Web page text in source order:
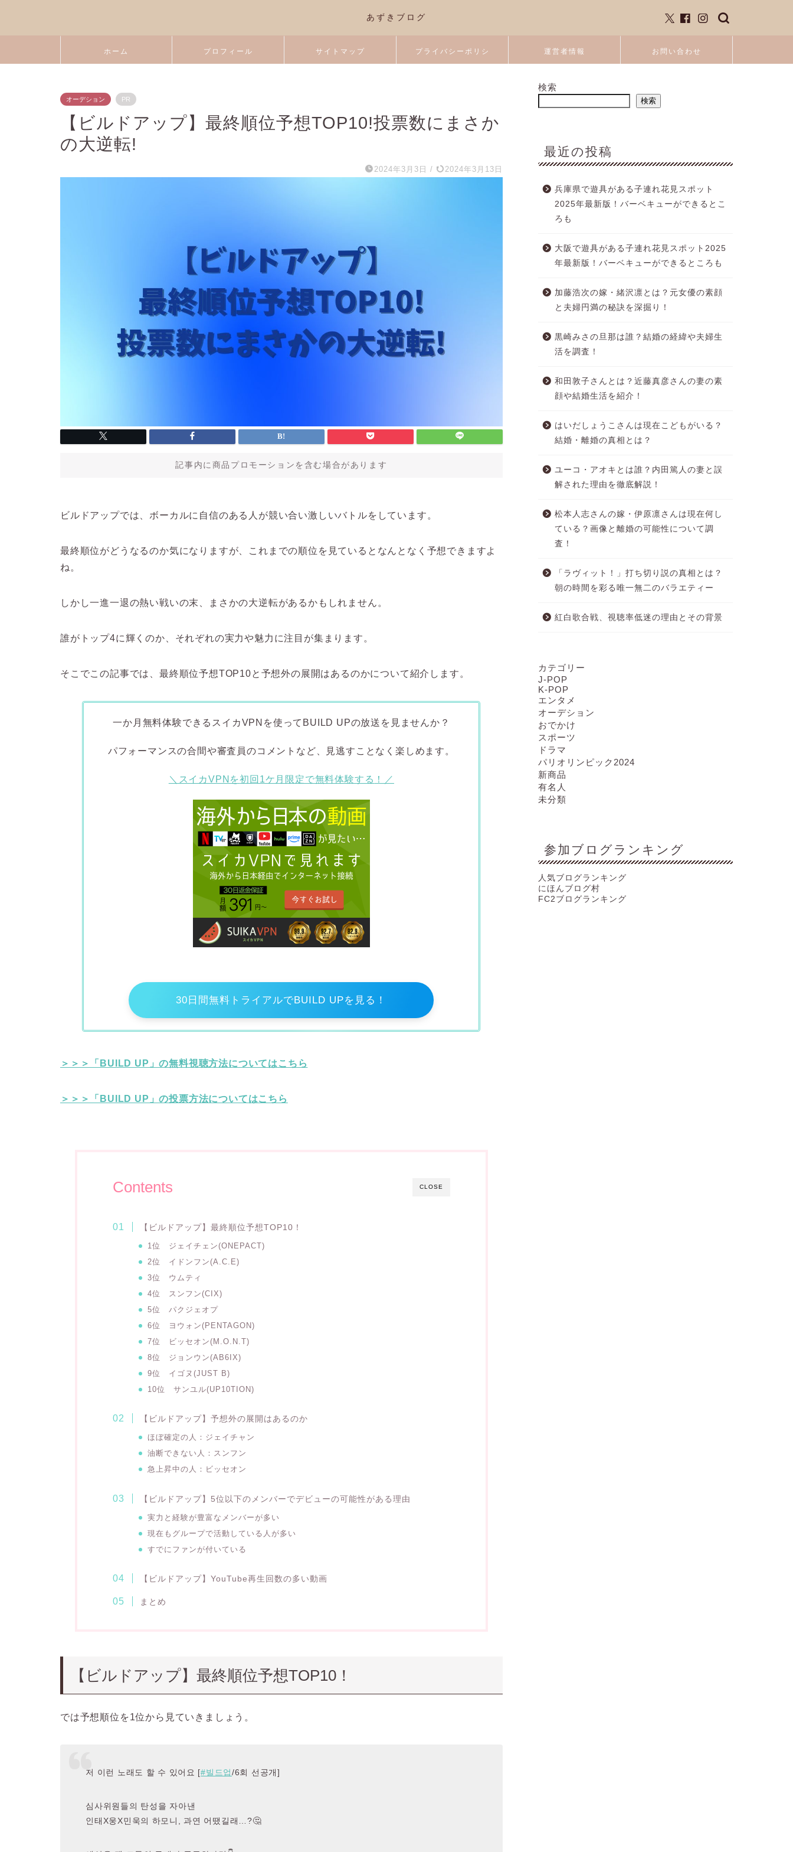
あずきブログ
ホーム プロフィール サイトマップ
プライバシーポリシ
ー
運営者情報 お問い合わせ
オーデション PR
【ビルドアップ】最終順位予想TOP10!投票数にまさか
の大逆転!
2024年3月3日 / 2024年3月13日
記事内に商品プロモーションを含む場合があります
ビルドアップでは、ボーカルに自信のある人が競い合い激しいバトルをしています。
最終順位がどうなるのか気になりますが、これまでの順位を見ているとなんとなく予想できますよ
ね。
しかし一進一退の熱い戦いの末、まさかの大逆転があるかもしれません。
誰がトップ4に輝くのか、それぞれの実力や魅力に注目が集まります。
そこでこの記事では、最終順位予想TOP10と予想外の展開はあるのかについて紹介します。
一か月無料体験できるスイカVPNを使ってBUILD UPの放送を見ませんか？
パフォーマンスの合間や審査員のコメントなど、見逃すことなく楽しめます。
＼スイカVPNを初回1ケ月限定で無料体験する ！／
30日間無料トライアルでBUILD UPを見る！
＞＞＞「BUILD UP」の無料視聴方法についてはこちら
＞＞＞「BUILD UP」の投票方法についてはこちら
CLOSE
Contents
【ビルドアップ】最終順位予想TOP10！
1位 ジェイチェン(ONEPACT)
2位 イドンフン(A.C.E)
3位 ウムティ
4位 スンフン(CIX)
5位 パクジェオプ
6位
ヨウォン(PENTAGON)
7位
ビッセオン(M.O.N.T)
8位 ジョンウン(AB6IX)
9位 イゴヌ(JUST B)
10位サンユル(UP10TION)
【ビルドアップ】予想外の展開はあるのか
ほぼ確定の人：ジェイチャン
油断できない人：スンフン
急上昇中の人： ビッセオン
【ビルドアップ】5位以下のメンバーでデビューの可能性がある理由
実力と経験が豊富なメンバーが多い
現在もグループで活動している人が多い
すでにファンが付いている
【ビルドアップ】YouTube再生回数の多い動画
まとめ
【ビルドアップ】最終順位予想TOP10！
では予想順位を1位から見ていきましょう。
저 이런 노래도 할 수 있어요 [#빌드업/6회 선공개]
심사위원들의 탄성을 자아낸
인태X웅X민욱의 하모니, 과연 어땠길래…?🤔
検索
検索
最近の投稿
兵庫県で遊具がある子連れ花見スポット
2025年最新版！バーベキューができるとこ
ろも
大阪で遊具がある子連れ花見スポット2025
年最新版！バーベキューができるところも
加藤浩次の嫁・緒沢凛とは？元女優の素顔
と夫婦円満の秘訣を深掘り！
黒崎みさの旦那は誰？結婚の経緯や夫婦生
活を調査！
和田敦子さんとは？近藤真彦さんの妻の素
顔や結婚生活を紹介！
はいだしょうこさんは現在こどもがいる？
結婚・離婚の真相とは？
ユーコ・アオキとは誰？内田篤人の妻と誤
解された理由を徹底解説！
松本人志さんの嫁・伊原凛さんは現在何し
ている？画像と離婚の可能性について調
査！
「ラヴィット！」打ち切り説の真相とは？
朝の時間を彩る唯一無二のバラエティー
紅白歌合戦、視聴率低迷の理由とその背景
カテゴリー
J-POP
K-POP
エンタメ
オーデション
おでかけ
スポーツ
ドラマ
パリオリンピック2024
新商品
有名人
未分類
参加ブログランキング
人気ブログランキング
にほんブログ村
FC2ブログランキング